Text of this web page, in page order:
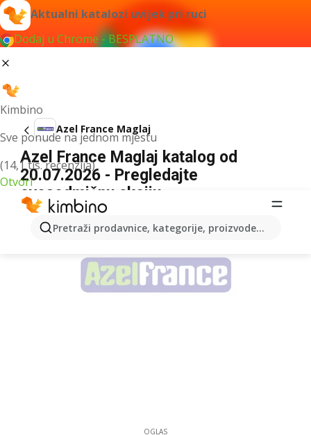
Aktualni katalozi uvijek pri ruci
Dodaj u Chrome - BESPLATNO
Kimbino
Sve ponude na jednom mjestu
(14,1 tis. recenzija)
Otvori
Pretraži prodavnice, kategorije, proizvode...
Azel France Maglaj
Azel France Maglaj katalog od
20.07.2026 - Pregledajte
ovosedmičnu akciju
OGLAS